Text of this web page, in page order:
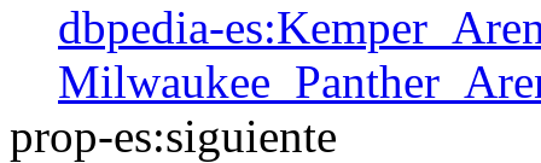
dbpedia-
prop-es:siguiente